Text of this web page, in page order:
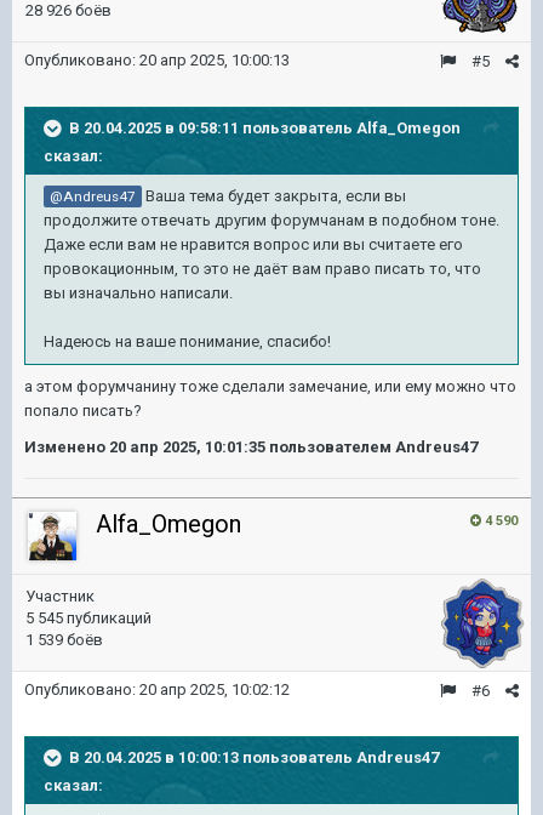
28 926 боёв
#5
Опубликовано: 20 апр 2025, 10:00:13
В 20.04.2025 в 09:58:11 пользователь Alfa_Omegon
сказал:
@Andreus47
Ваша тема будет закрыта, если вы
продолжите отвечать другим форумчанам в подобном тоне.
Даже если вам не нравится вопрос или вы считаете его
провокационным, то это не даёт вам право писать то, что
вы изначально написали.
Надеюсь на ваше понимание, спасибо!
а этом форумчанину тоже сделали замечание, или ему можно что
попало писать?
Изменено 20 апр 2025, 10:01:35 пользователем Andreus47
4 590
Alfa_Omegon
Участник
5 545 публикаций
1 539 боёв
#6
Опубликовано: 20 апр 2025, 10:02:12
В 20.04.2025 в 10:00:13 пользователь Andreus47
сказал: